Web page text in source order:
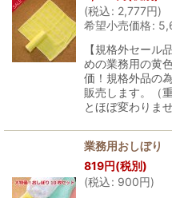
(税込: 2,777円)
希望小売価格:
【規格外セー
めの業務用の黄
価！規格外品の
販売します。（
とほぼ変わりま
業務用おしぼり
819円(税別)
(税込: 900円)